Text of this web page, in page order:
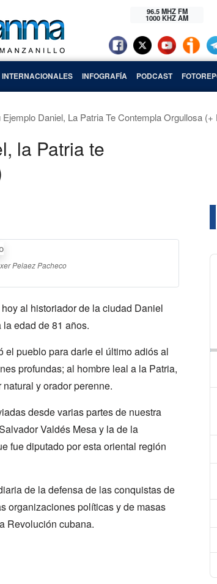
96.5 MHZ FM
1000 KHZ AM
INTERNACIONALES INFOGRAFÍA PODCAST
Daniel, La Patria Te Contempla Orgullosa (+
la Patria te
Pelaez Pacheco
al historiador de la ciudad Daniel
edad de 81 años.
pueblo para darle el último adiós al
profundas; al hombre leal a la Patria,
y orador perenne.
desde varias partes de nuestra
Valdés Mesa y la de la
fue diputado por esta oriental región
de la defensa de las conquistas de
organizaciones políticas y de masas
Revolución cubana.